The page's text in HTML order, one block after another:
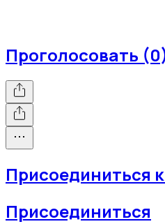
Проголосовать
Присоединиться
Присоединиться